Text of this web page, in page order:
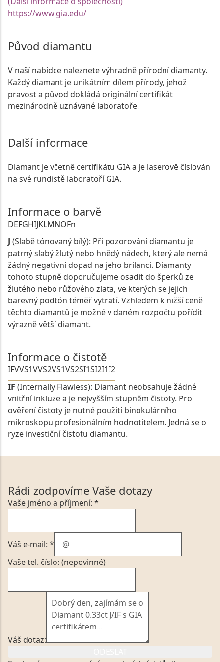
https://www.gia.edu/
Původ diamantu
V naší nabídce naleznete výhradně přírodní diamanty.
Každý diamant je unikátním dílem přírody, jehož
pravost a původ dokládá originální certifikát
mezinárodně uznávané laboratoře.
Další informace
Diamant je včetně certifikátu GIA a je laserově číslován
na své rundistě laboratoří GIA.
Informace o barvě
DEFGHIJKLMNOFn
J (Slabě tónovaný bílý): Při pozorování diamantu je
patrný slabý žlutý nebo hnědý nádech, který ale nemá
žádný negativní dopad na jeho brilanci. Diamanty
tohoto stupně doporučujeme osadit do šperků ze
žlutého nebo růžového zlata, ve kterých se jejich
barevný podtón téměř vytratí. Vzhledem k nižší ceně
těchto diamantů je možné v daném rozpočtu pořídit
výrazně větší diamant.
Informace o čistotě
IFVVS1VVS2VS1VS2SI1SI2I1I2
IF (Internally Flawless): Diamant neobsahuje žádné
vnitřní inkluze a je nejvyšším stupněm čistoty. Pro
ověření čistoty je nutné použití binokulárního
mikroskopu profesionálním hodnotitelem. Jedná se o
ryze investiční čistotu diamantu.
Rádi zodpovíme Vaše dotazy
Vaše jméno a příjmení: *
Váš e-mail: *
Vaše tel. číslo: (nepovinné)
Váš dotaz: